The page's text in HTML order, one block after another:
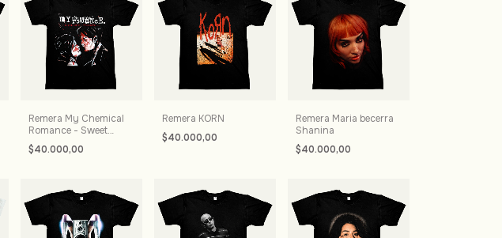
Remera My Chemical
Romance - Sweet
revenge
$40.000,00
Remera KORN
$40.000,00
Remera Maria becerra
Shanina
$40.000,00